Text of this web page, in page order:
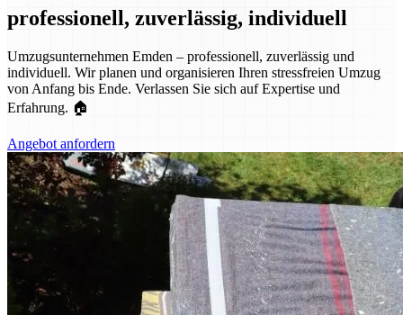
professionell, zuverlässig, individuell
Umzugsunternehmen Emden – professionell, zuverlässig und
individuell. Wir planen und organisieren Ihren stressfreien Umzug
von Anfang bis Ende. Verlassen Sie sich auf Expertise und
Erfahrung. 🏠
Angebot anfordern